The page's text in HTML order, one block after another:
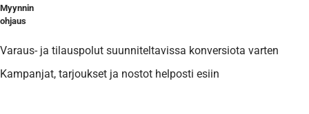
Myynnin
ohjaus
Varaus- ja tilauspolut suunniteltavissa konversiota varten
Kampanjat, tarjoukset ja nostot helposti esiin